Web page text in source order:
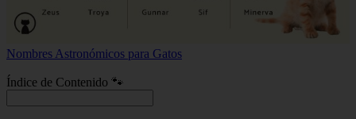
Nombres Astronómicos para Gatos
Índice de Contenido 🐾